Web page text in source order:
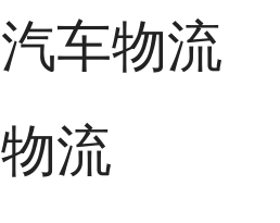
车物流
流